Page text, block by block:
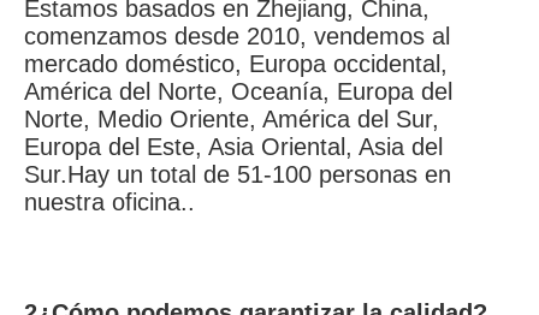
Estamos basados en Zhejiang, China,
comenzamos desde 2010, vendemos al
mercado doméstico, Europa occidental,
América del Norte, Oceanía, Europa del
Norte, Medio Oriente, América del Sur,
Europa del Este, Asia Oriental, Asia del
Sur.Hay un total de 51-100 personas en
nuestra oficina..